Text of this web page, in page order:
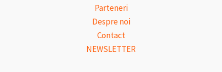
Parteneri
Despre noi
Contact
NEWSLETTER